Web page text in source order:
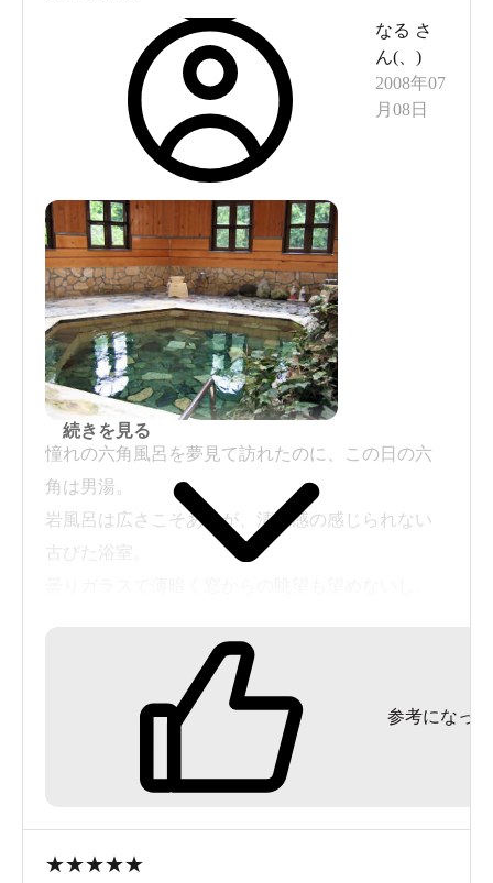
なる さ
ん(
)
2008年07
月08日
憧れの六角風呂を夢見て訪れたのに、この日の六
角は男湯。
岩風呂は広さこそあるが、清潔感の感じられない
古びた浴室。
これでお湯が良いなら諦めもつくが、金湯館と同
じ湯とは思えない何の特徴もない湯だった。
金湯館の鼻をくすぐる硫黄臭やこそばゆい泡泡は
どこへ行ってしまったのか。
続きを見る
参考になった
★★★★★